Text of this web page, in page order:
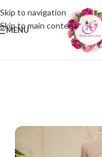
Skip to navigation
Skip to main content
MENU